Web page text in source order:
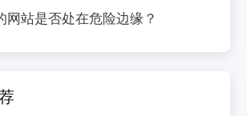
网站是否处在危险边缘？